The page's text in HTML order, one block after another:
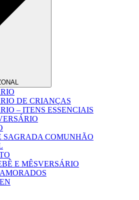
DE CRIANÇAS
– ITENS ESSENCIAIS
SAGRADA COMUNHÃO
E MÊSVERSÁRIO